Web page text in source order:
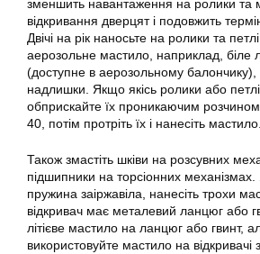
зменшить навантаження на ролики та
відкривання дверцят і подовжить
Двічі на рік наносьте на ролики та
аерозольне мастило, наприклад, біле
(доступне в аерозольному балончику),
надлишки. Якщо якісь ролики або
обприскайте їх проникаючим
40, потім протріть їх і нанесіть мастило.
Також змастіть шківи на розсувних
підшипники на торсіонних
пружина заіржавіла, нанесіть трохи
відкривач має металевий ланцюг або
літієве мастило на ланцюг або гвинт,
використовуйте мастило на відкривачі